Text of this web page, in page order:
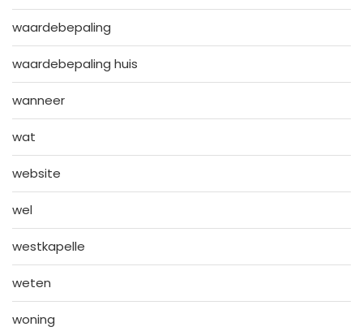
waardebepaling
waardebepaling huis
wanneer
wat
website
wel
westkapelle
weten
woning